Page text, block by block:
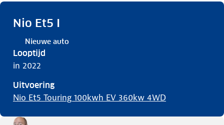
Nio Et5 I
Nieuwe auto
Looptijd
in 2022
Uitvoering
Nio Et5 Touring 100kwh EV 360kw 4WD